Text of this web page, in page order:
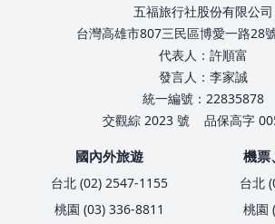
五福旅行社股份有限公司
台灣高雄市807三民區博愛一路28
代表人：許順富
發言人：李家誠
統一編號：22835878
交觀綜 2023 號
品保高字
國內外旅遊
台北 (02) 2547-1155
桃園 (03) 336-8811
機票
台北
桃園